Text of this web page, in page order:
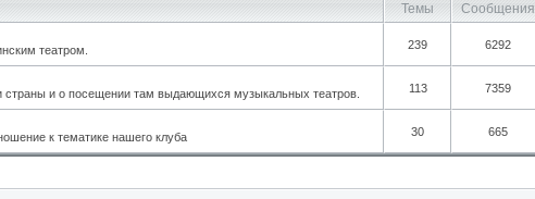
Темы Сообщения
театром. 239 6292
и о посещении там выдающихся музыкальных театров. 113 7359
к тематике нашего клуба 30 665